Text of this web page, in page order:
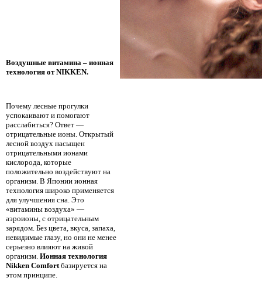
Воздушные витамина – ионная
технология от NIKKEN.
Почему лесные прогулки
успокаивают и помогают
расслабиться? Ответ —
отрицательные ионы. Открытый
лесной воздух насыщен
отрицательными ионами
кислорода, которые
положительно воздействуют на
организм. В Японии ионная
технология широко применяется
для улучшения сна. Это
«витамины воздуха» —
аэроионы, с отрицательным
зарядом. Без цвета, вкуса, запаха,
невидимые глазу, но они не менее
серьезно влияют на живой
организм. Ионная технология
Nikken Comfortбазируется на
этом принципе.